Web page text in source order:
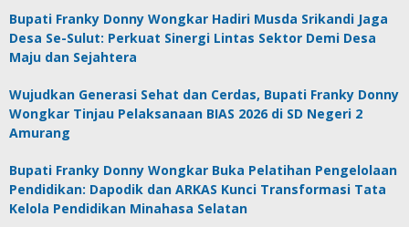
Bupati Franky Donny Wongkar Hadiri Musda Srikandi Jaga
Desa Se-Sulut: Perkuat Sinergi Lintas Sektor Demi Desa
Maju dan Sejahtera
Wujudkan Generasi Sehat dan Cerdas, Bupati Franky Donny
Wongkar Tinjau Pelaksanaan BIAS 2026 di SD Negeri 2
Amurang
Bupati Franky Donny Wongkar Buka Pelatihan Pengelolaan
Pendidikan: Dapodik dan ARKAS Kunci Transformasi Tata
Kelola Pendidikan Minahasa Selatan